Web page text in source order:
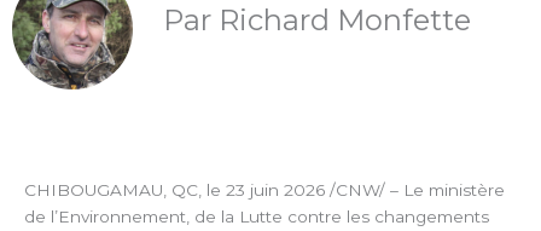
Par Richard Monfette
CHIBOUGAMAU, QC le 23 juin 2026 /CNW/ – Le ministère
de l’Environnement, de la Lutte contre les changements